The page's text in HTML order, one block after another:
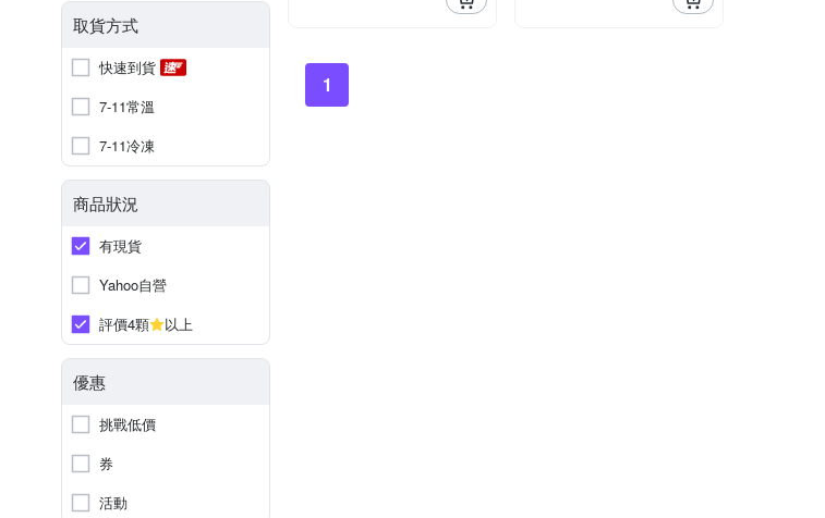
取貨方式
快速到貨
7-11常溫
7-11冷凍
商品狀況
有現貨
Yahoo自營
評價4顆
以上
優惠
挑戰低價
券
活動
1